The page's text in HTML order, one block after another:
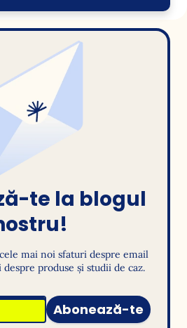
te la blogul
mai noi sfaturi despre email
produse și studii de caz.
Abonează-te